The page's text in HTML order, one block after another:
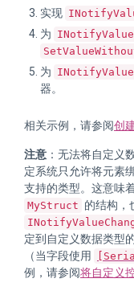
实现
为
为
器。
相关示例，请参阅创
注意 ：无法将自定义
定系统只允许将元素
支持的类型。这意味
MyStruct 的结构，
定到自定义数据类型
（当字段使用
例，请参阅将自定义